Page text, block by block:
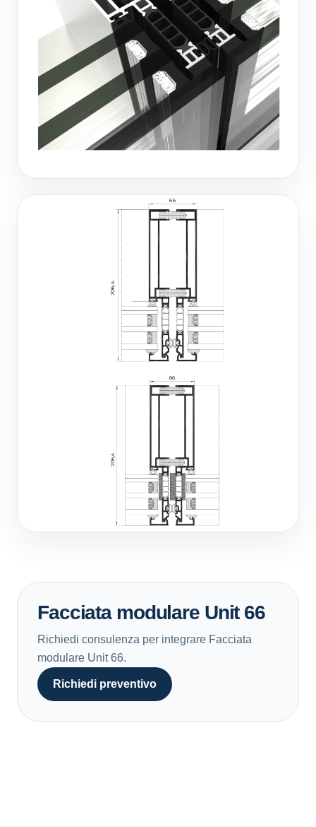
Facciata modulare Unit 66
Richiedi consulenza per integrare Facciata
modulare Unit 66.
Richiedi preventivo